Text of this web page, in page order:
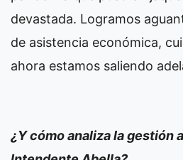
devastada. Logramos
de asistencia económica,
ahora estamos saliendo
¿Y cómo analiza la gestión